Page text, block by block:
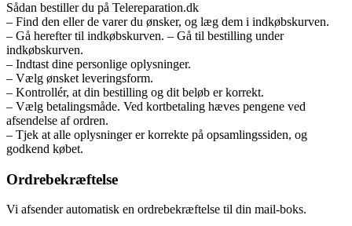
Sådan bestiller du på Telereparation.dk
– Find den eller de varer du ønsker, og læg dem i indkøbskurven.
– Gå herefter til indkøbskurven. – Gå til bestilling under
indkøbskurven.
– Indtast dine personlige oplysninger.
– Vælg ønsket leveringsform.
– Kontrollér, at din bestilling og dit beløb er korrekt.
– Vælg betalingsmåde. Ved kortbetaling hæves pengene ved
afsendelse af ordren.
– Tjek at alle oplysninger er korrekte på opsamlingssiden, og
godkend købet.
Ordrebekræftelse
Vi afsender automatisk en ordrebekræftelse til din mail-boks.